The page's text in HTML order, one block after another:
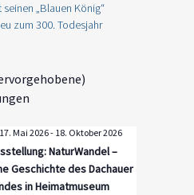
„Blauen König“
zum 300. Todesjahr
Hervorgehoben
17. Mai 2026- 18. Oktober 2026
NaturWandel –
Geschichte des Dachauer
in Heimatmuseum